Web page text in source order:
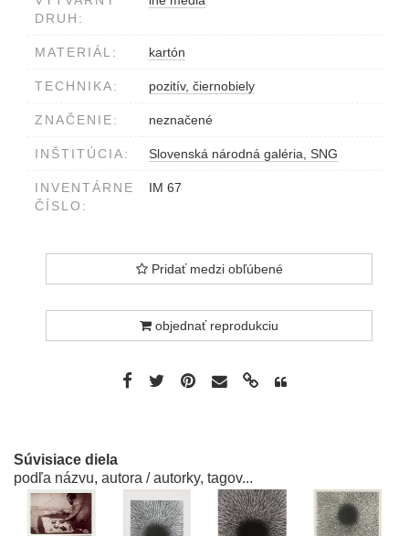
DRUH:
MATERIÁL: kartón
TECHNIKA: pozitív, čiernobiely
ZNAČENIE: neznačené
INŠTITÚCIA: Slovenská národná galéria, SNG
INVENTÁRNE
ČÍSLO:
IM 67
Pridať medzi obľúbené
objednať reprodukciu
Súvisiace diela
podľa názvu, autora / autorky, tagov...